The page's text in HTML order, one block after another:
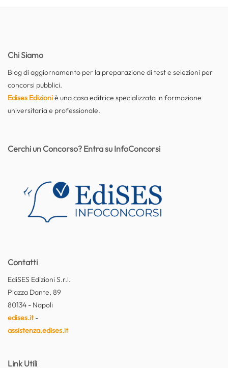
Chi Siamo
Blog di aggiornamento per la preparazione di test e selezioni per
concorsi pubblici.
Edises Edizioniè una casa editrice specializzata in formazione
universitaria e professionale.
Contatti
EdiSES Edizioni S.r.l.
Piazza Dante, 89
80134 - Napoli
edises.it-
assistenza.edises.it
Link Utili
Cerchi un Concorso? Entra su InfoConcorsi